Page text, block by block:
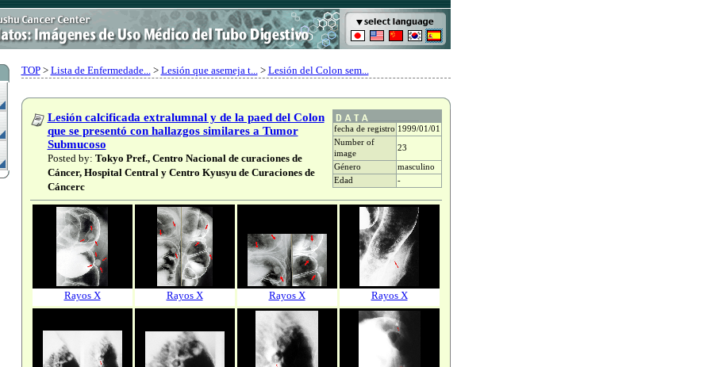
TOP> Lista de Enfermedade...> Lesión que asemeja t...> Lesión del Colon sem...
Lesión calcificada extralumnal y de la paed del Colon
que se presentó con hallazgos similares a Tumor
Submucoso
Posted by: Tokyo Pref., Centro Nacional de curaciones de
Cáncer, Hospital Central y Centro Kyusyu de Curaciones de
Cáncerc
fecha de registro 1999/01/01
Number of
image
23
Género
masculino
Edad
-
Rayos X Rayos X Rayos X Rayos X